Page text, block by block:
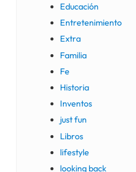
Educación
Entretenimiento
Extra
Familia
Fe
Historia
Inventos
just fun
Libros
lifestyle
looking back